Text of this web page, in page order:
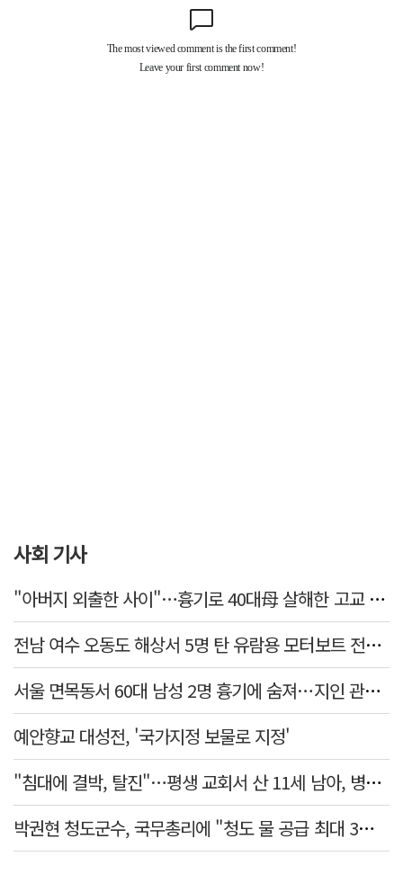
사회 기사
"아버지 외출한 사이"…흉기로 40대母 살해한 고교 자퇴생, 구속 기로에
전남 여수 오동도 해상서 5명 탄 유람용 모터보트 전복…2명 숨져
서울 면목동서 60대 남성 2명 흉기에 숨져…지인 관계로 추정
예안향교 대성전, '국가지정 보물로 지정'
"침대에 결박, 탈진"…평생 교회서 산 11세 남아, 병원 이송 끝 숨져
박권현 청도군수, 국무총리에 "청도 물 공급 최대 3만t 늘려달라"